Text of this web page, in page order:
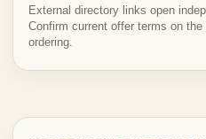
External directory links open
Confirm current offer terms on
ordering.